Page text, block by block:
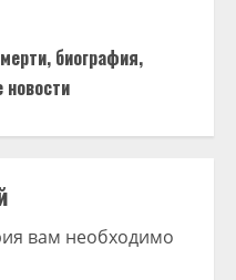
биография,
вам необходимо